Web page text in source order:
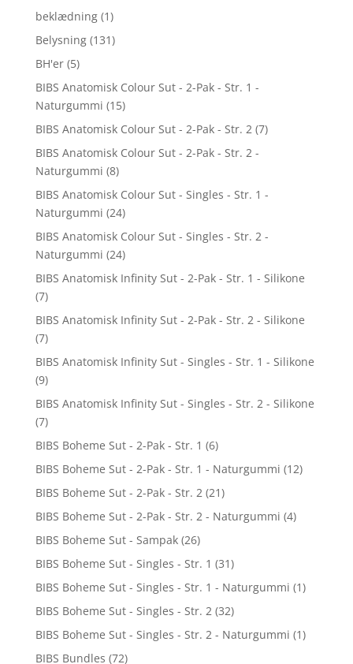
beklædning (1)
Belysning (131)
BH'er (5)
BIBS Anatomisk Colour Sut - 2-Pak - Str. 1 -
Naturgummi (15)
BIBS Anatomisk Colour Sut - 2-Pak - Str. 2 (7)
BIBS Anatomisk Colour Sut - 2-Pak - Str. 2 -
Naturgummi (8)
BIBS Anatomisk Colour Sut - Singles - Str. 1 -
Naturgummi (24)
BIBS Anatomisk Colour Sut - Singles - Str. 2 -
Naturgummi (24)
BIBS Anatomisk Infinity Sut - 2-Pak - Str. 1 - Silikone
(7)
BIBS Anatomisk Infinity Sut - 2-Pak - Str. 2 - Silikone
(7)
BIBS Anatomisk Infinity Sut - Singles - Str. 1 - Silikone
(9)
BIBS Anatomisk Infinity Sut - Singles - Str. 2 - Silikone
(7)
BIBS Boheme Sut - 2-Pak - Str. 1 (6)
BIBS Boheme Sut - 2-Pak - Str. 1 - Naturgummi (12)
BIBS Boheme Sut - 2-Pak - Str. 2 (21)
BIBS Boheme Sut - 2-Pak - Str. 2 - Naturgummi (4)
BIBS Boheme Sut - Sampak (26)
BIBS Boheme Sut - Singles - Str. 1 (31)
BIBS Boheme Sut - Singles - Str. 1 - Naturgummi (1)
BIBS Boheme Sut - Singles - Str. 2 (32)
BIBS Boheme Sut - Singles - Str. 2 - Naturgummi (1)
BIBS Bundles (72)